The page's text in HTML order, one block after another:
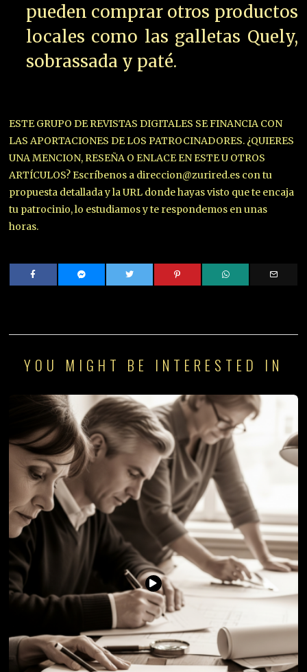
pueden comprar otros productos
locales como las galletas Quely,
sobrassada y paté.
ESTE GRUPO DE REVISTAS DIGITALES SE FINANCIA CON
LAS APORTACIONES DE LOS PATROCINADORES. ¿QUIERES
UNA MENCION, RESEÑA O ENLACE EN ESTE U OTROS
ARTÍCULOS? Escríbenos a direccion@zurired.es con tu
propuesta detallada y la URL donde hayas visto que te encaja
tu patrocinio, lo estudiamos y te respondemos en unas
horas.
YOU MIGHT BE INTERESTED IN